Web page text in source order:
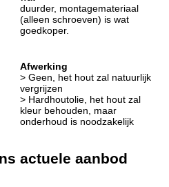
duurder, montagemateriaal
(alleen schroeven) is wat
goedkoper.
Afwerking
> Geen, het hout zal natuurlijk
vergrijzen
> Hardhoutolie, het hout zal
kleur behouden, maar
onderhoud is noodzakelijk
actuele aanbod